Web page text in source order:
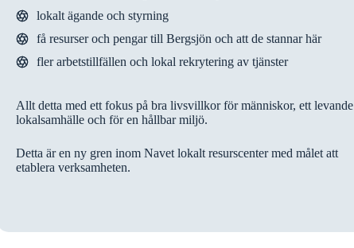
lokalt ägande och styrning
få resurser och pengar till Bergsjön och att de stannar här
fler arbetstillfällen och lokal rekrytering av tjänster
Allt detta med ett fokus på bra livsvillkor för människor, ett levande
lokalsamhälle och för en hållbar miljö.
Detta är en ny gren inom Navet lokalt resurscenter med målet att
etablera verksamheten.